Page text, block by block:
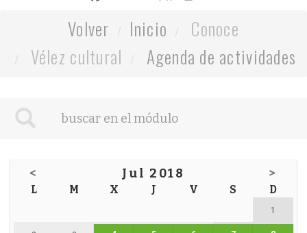
Volver Inicio
Conoce
Vélez cultural
Agenda de actividades
< Jul 2018 >
L M X J V S D
1